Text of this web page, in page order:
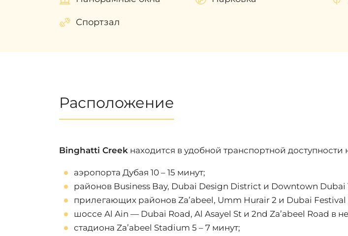
Спортзал
Расположение
Binghatti Creekнаходится в удобной транспортной
аэропорта Дубая 10 – 15 минут;
районов Business Bay, Dubai Design District и Downtown Dubai
прилегающих районов Za’abeel, Umm Hurair 2 и Dubai Festival
шоссе Al Ain — Dubai Road, Al Asayel St и 2nd Za’abeel Road в
стадиона Za’abeel Stadium 5 – 7 минут;